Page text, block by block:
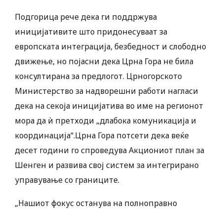
Подгорица рече дека ги поддржува
иницијативите што придонесуваат за
европската интеграција, безбедност и слободно
движење, но појасни дека Црна Гора не била
консултирана за предлогот. Црногорското
Министерство за надворешни работи нагласи
дека на секоја иницијатива во име на регионот
мора да ѝ претходи „длабока комуникација и
координација“.Црна Гора потсети дека веќе
десет години го спроведува Акциониот план за
Шенген и развива свој систем за интегрирано
управување со границите.
„Нашиот фокус останува на полноправно